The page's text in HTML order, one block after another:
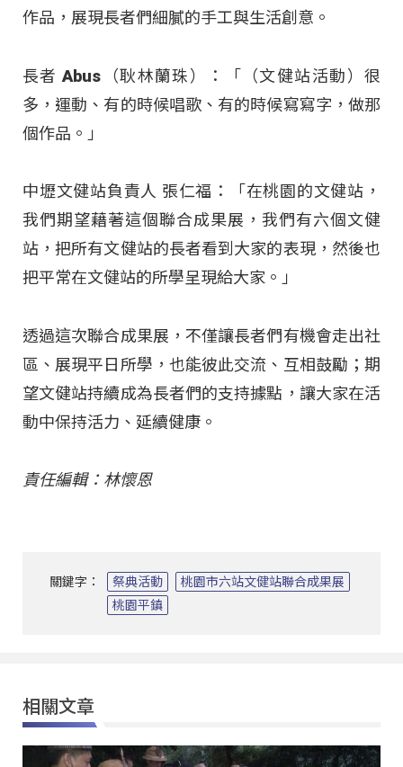
作品，展現長者們細膩的手工與生活創意。
長者 Abus（耿林蘭珠）：「（文健站活動）很
多，運動、有的時候唱歌、有的時候寫寫字，做那
個作品。」
中壢文健站負責人 張仁福：「在桃園的文健站，
我們期望藉著這個聯合成果展，我們有六個文健
站，把所有文健站的長者看到大家的表現，然後也
把平常在文健站的所學呈現給大家。」
透過這次聯合成果展，不僅讓長者們有機會走出社
區、展現平日所學，也能彼此交流、互相鼓勵；期
望文健站持續成為長者們的支持據點，讓大家在活
動中保持活力、延續健康。
責任編輯：林懷恩
關鍵字： 祭典活動
桃園市六站文健站聯合成果展
桃園平鎮
相關文章